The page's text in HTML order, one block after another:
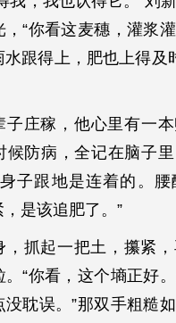
，“你看这麦穗，灌浆
水跟得上，肥也上得及
子庄稼，他心里有一
候防病，全记在脑子里
子跟地是连着的。
是该追肥了。”
，抓起一把土，攥紧
。“你看，这个墒正好
没耽误。”那双手粗糙